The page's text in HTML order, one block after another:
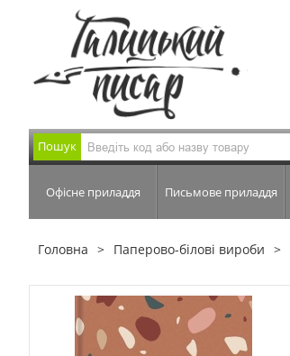
Пошук
Офісне приладдя Письмове приладдя
Головна Паперово-білові вироби